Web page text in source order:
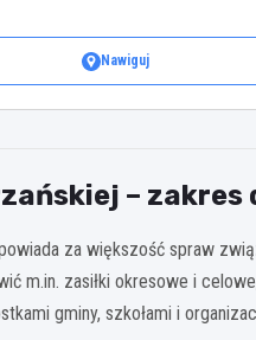
Nawiguj
– zakres
za większość spraw
m.in. zasiłki okresowe i
gminy, szkołami i